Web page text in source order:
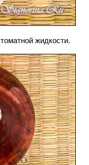
жидкости.